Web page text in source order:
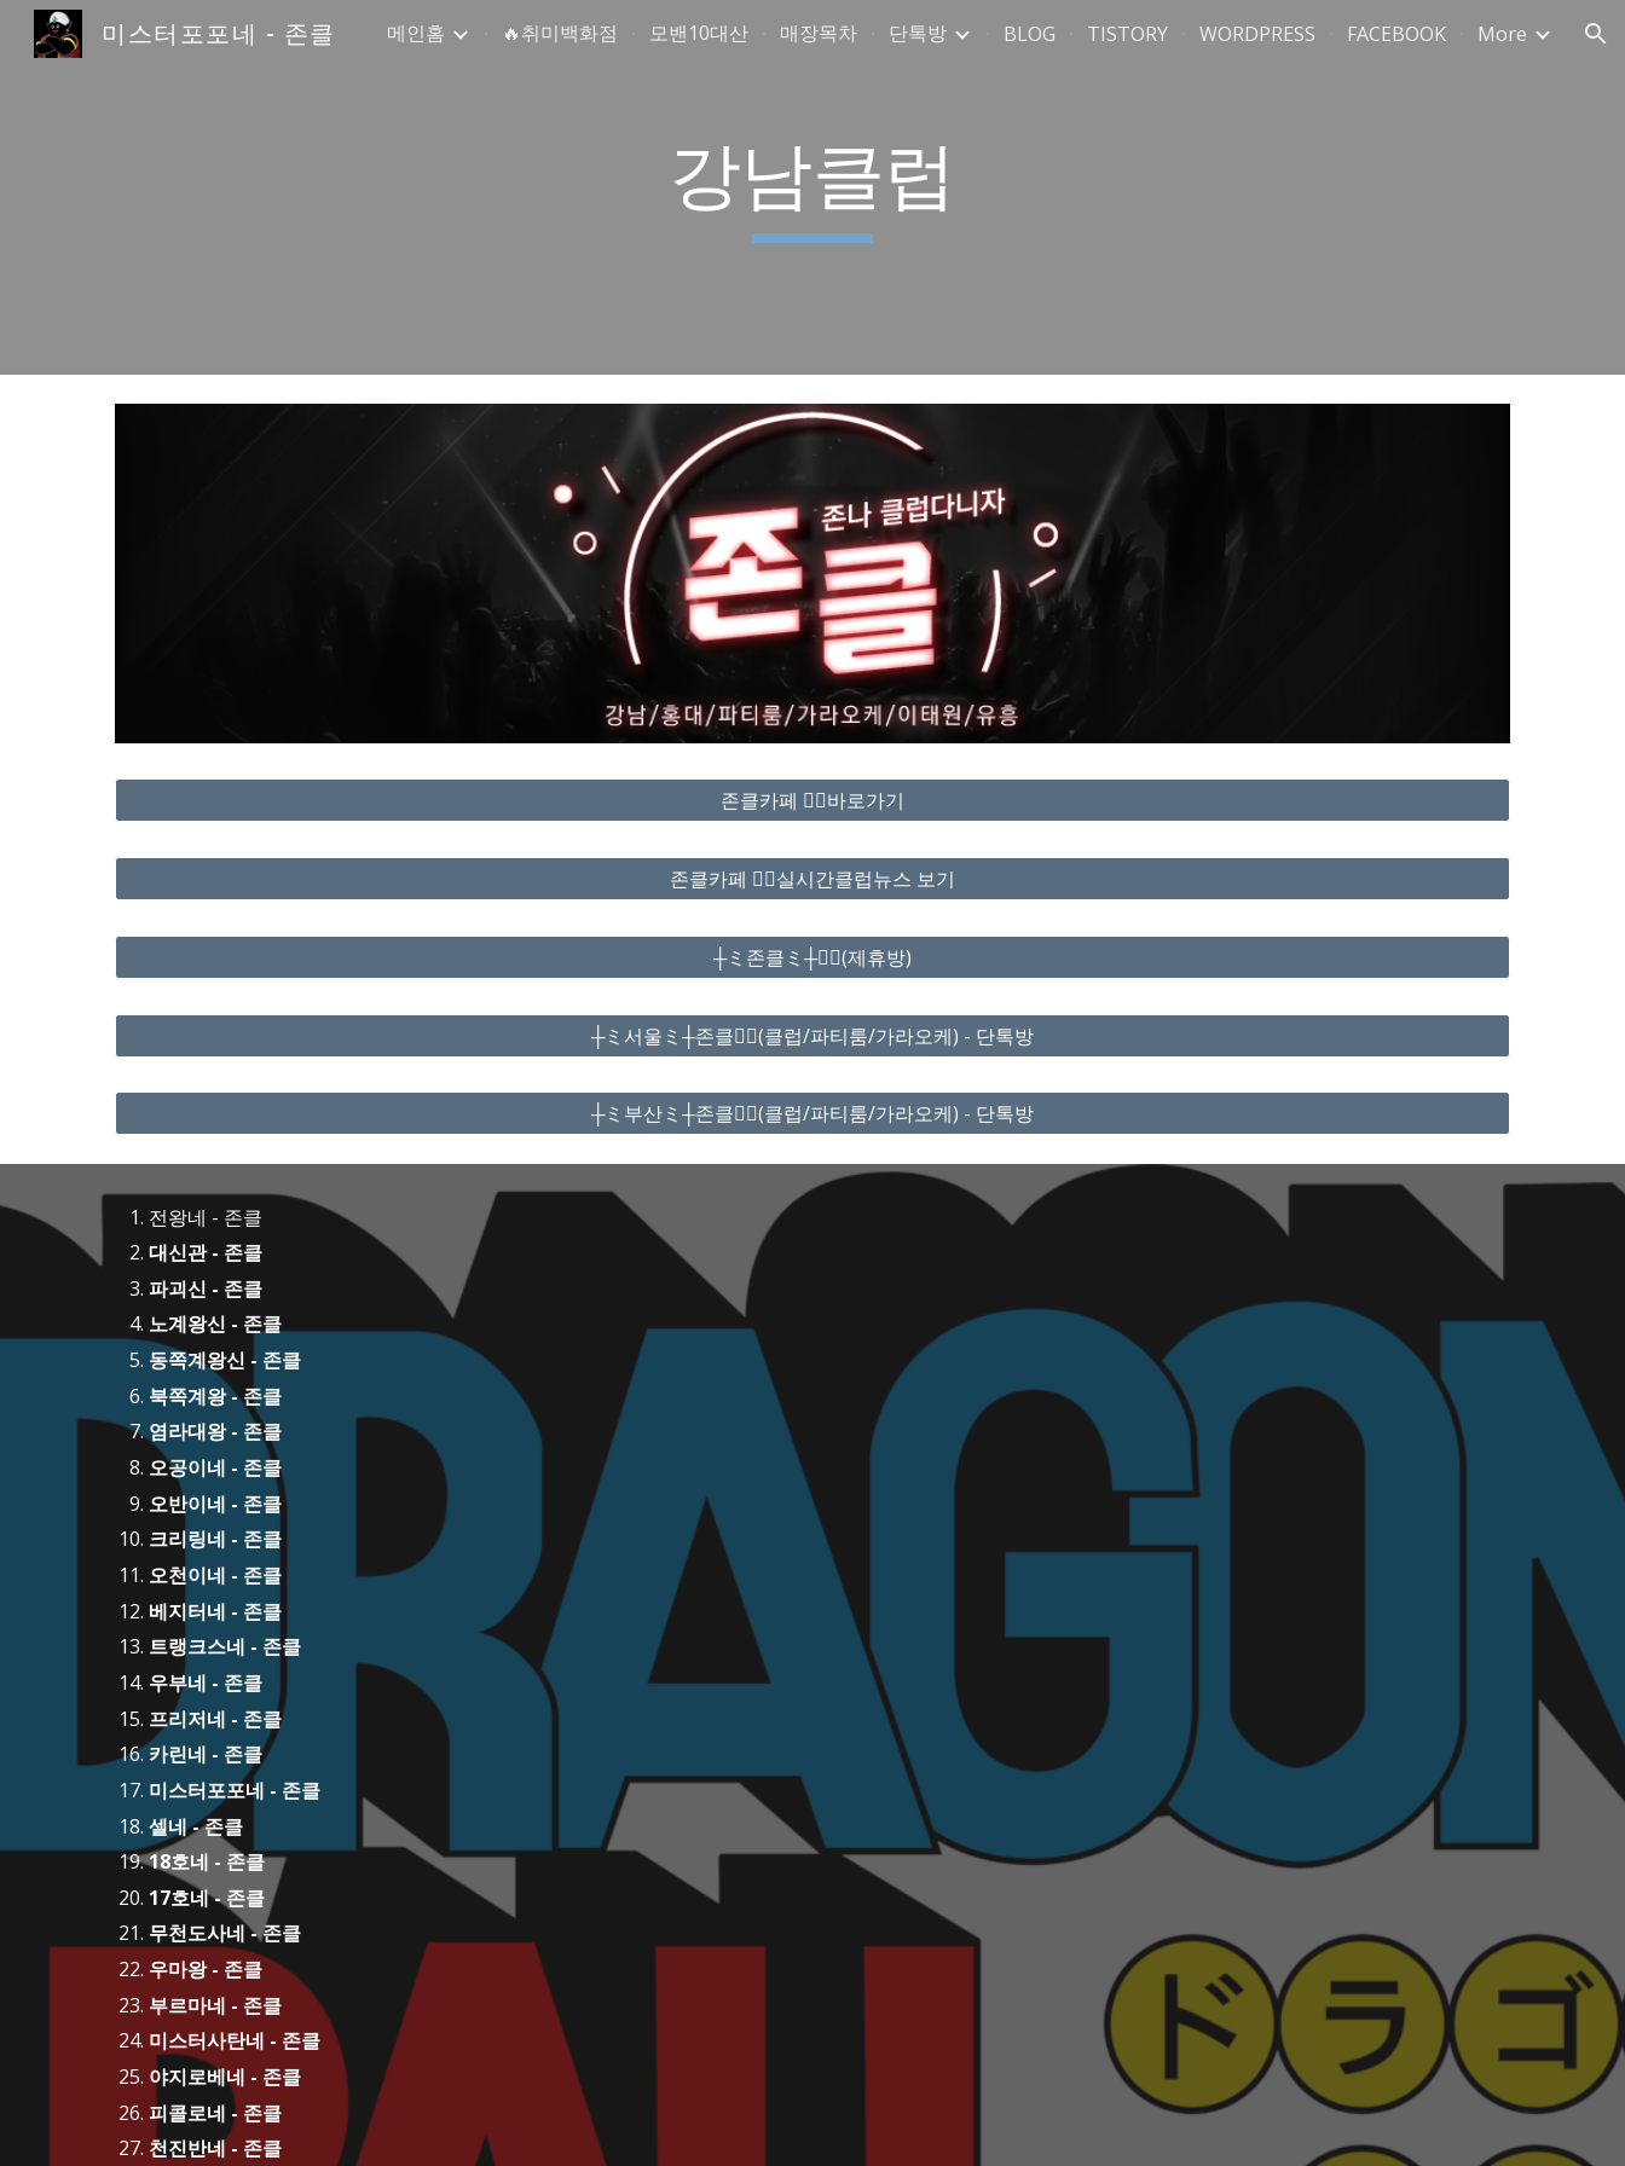
Skip to main content Skip to navigation
미스터포포네 - 존클 메인홈 🔥취미백화점 모밴10대산 매장목차 단톡방 BLOG TISTORY WORDPRESS FACEBOOK More
강남클럽
존클카페 ❤️‍🔥바로가기
존클카페 ❤️‍🔥실시간클럽뉴스 보기
┼ミ존클ミ┼❤️‍🔥(제휴방)
┼ミ서울ミ┼존클❤️‍🔥(클럽/파티룸/가라오케) - 단톡방
┼ミ부산ミ┼존클❤️‍🔥(클럽/파티룸/가라오케) - 단톡방
전왕네 - 존클
대신관 - 존클
파괴신 - 존클
노계왕신 - 존클
동쪽계왕신 - 존클
북쪽계왕 - 존클
염라대왕 - 존클
오공이네 - 존클
오반이네 - 존클
크리링네 - 존클
오천이네 - 존클
베지터네 - 존클
트랭크스네 - 존클
우부네 - 존클
프리저네 - 존클
카린네 - 존클
미스터포포네 - 존클
셀네 - 존클
18호네 - 존클
17호네 - 존클
무천도사네 - 존클
우마왕 - 존클
부르마네 - 존클
미스터사탄네 - 존클
야지로베네 - 존클
피콜로네 - 존클
천진반네 - 존클